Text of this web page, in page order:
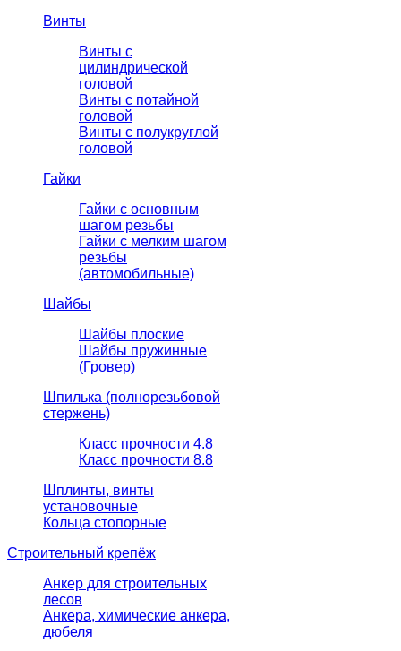
Винты
Винты с
цилиндрической
головой
Винты с потайной
головой
Винты с полукруглой
головой
Гайки
Гайки с основным
шагом резьбы
Гайки с мелким шагом
резьбы
(автомобильные)
Шайбы
Шайбы плоские
Шайбы пружинные
(Гровер)
Шпилька (полнорезьбовой
стержень)
Класс прочности 4.8
Класс прочности 8.8
Шплинты, винты
установочные
Кольца стопорные
Строительный крепёж
Анкер для строительных
лесов
Анкера, химические анкера,
дюбеля